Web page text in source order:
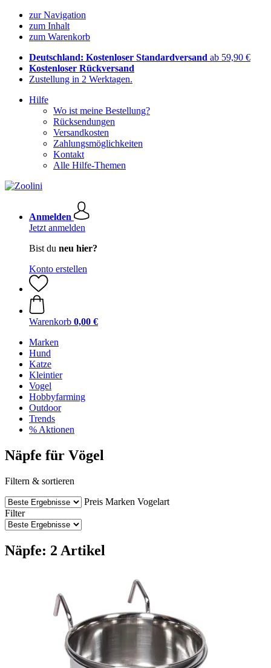
zur Navigation
zum Inhalt
zum Warenkorb
Deutschland: Kostenloser Standardversand ab 59,90 €
Kostenloser Rückversand
Zustellung in 2 Werktagen.
Hilfe
Wo ist meine Bestellung?
Rücksendungen
Versandkosten
Zahlungsmöglichkeiten
Kontakt
Alle Hilfe-Themen
Anmelden
Jetzt anmelden
Bist du neu hier?
Konto erstellen
Warenkorb 0,00 €
Marken
Hund
Katze
Kleintier
Vogel
Hobbyfarming
Outdoor
Trends
% Aktionen
Näpfe für Vögel
Filtern & sortieren
Preis Marken Vogelart
Filter
Näpfe: 2 Artikel